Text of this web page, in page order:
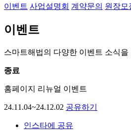
이벤트 사업설명회 계약문의 원장모
이벤트
스마트해법의 다양한 이벤트 소식을
종료
홈페이지 리뉴얼 이벤트
24.11.04~24.12.02 공유하기
인스타에 공유